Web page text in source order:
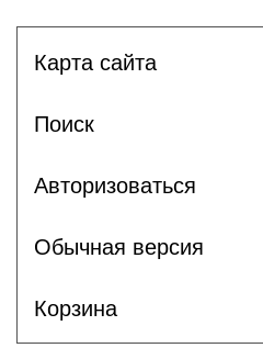
Карта сайта
Поиск
Авторизоваться
Обычная версия
Корзина